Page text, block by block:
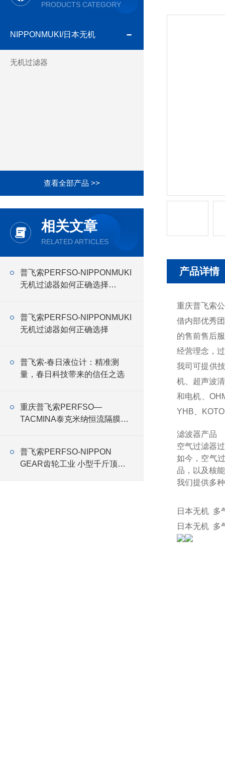
PRODUCTS CATEGORY
NIPPONMUKI/日本无机
无机过滤器
查看全部产品 >>
相关文章
RELATED ARTICLES
普飞索PERFSO-NIPPONMUKI
无机过滤器如何正确选择
普飞索PERFSO-NIPPONMUKI
无机过滤器如何正确选择
普飞索-春日液位计：精准测
量，春日科技带来的信任之选
重庆普飞索PERFSO—
TACMINA泰克米纳恒流隔膜
普飞索PERFSO-NIPPON
GEAR齿轮工业 小型千斤顶
产品详情
重庆普飞索
借内部优秀
的售前售后
经营理念，
我司可提供
机、超声波
和电机、
YHB、
滤波器产品
空气过滤器
如今，空气
品，以及核
我们提供多
日本无机 多
日本无机 多